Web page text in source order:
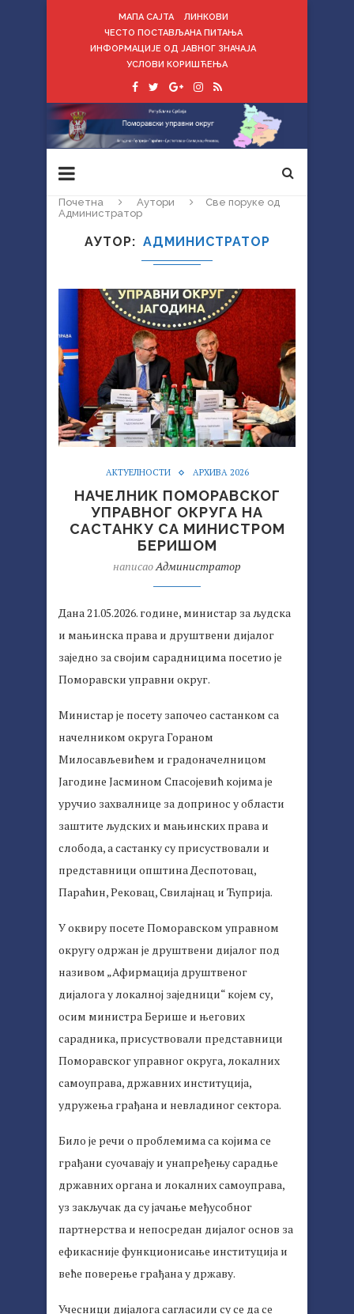
МАПА САЈТА
ЛИНКОВИ
ЧЕСТО ПОСТАВЉАНА ПИТАЊА
ИНФОРМАЦИЈЕ ОД ЈАВНОГ ЗНАЧАЈА
УСЛОВИ КОРИШЋЕЊА
Почетна Аутори
Све поруке од
Администратор
АУТОР АДМИНИСТРАТОР
АКТУЕЛНОСТИ АРХИВА 2026
НАЧЕЛНИК ПОМОРАВСКОГ
УПРАВНОГ ОКРУГА НА
САСТАНКУ СА МИНИСТРОМ
БЕРИШОМ
написаоАдминистратор
Дана 21.05.2026. године, министар за људска
и мањинска права и друштвени дијалог
заједно за својим сарадницима посетио је
Поморавски управни округ.
Министар је посету започео састанком са
начелником округа Гораном
Милосављевићем и градоначелницом
Јагодине Јасмином Спасојевић којима је
уручио захвалнице за допринос у области
заштите људских и мањинских права и
слобода, а састанку су присуствовали и
представници општина Деспотовац,
Параћин, Рековац, Свилајнац и Ћуприја.
У оквиру посете Поморавском управном
округу одржан је друштвени дијалог под
називом „Афирмација друштвеног
дијалога у локалној заједници“ којем су,
осим министра Берише и његових
сарадника, присуствовали представници
Поморавског управног округа, локалних
самоуправа, државних институција,
удружења грађана и невладиног сектора.
Било је речи о проблемима са којима се
грађани суочавају и унапређењу сарадње
државних органа и локалних самоуправа,
уз закључак да су јачање међусобног
партнерства и непосредан дијалог основ за
ефикасније функционисање институција и
веће поверење грађана у државу.
Учесници дијалога сагласили су се да се